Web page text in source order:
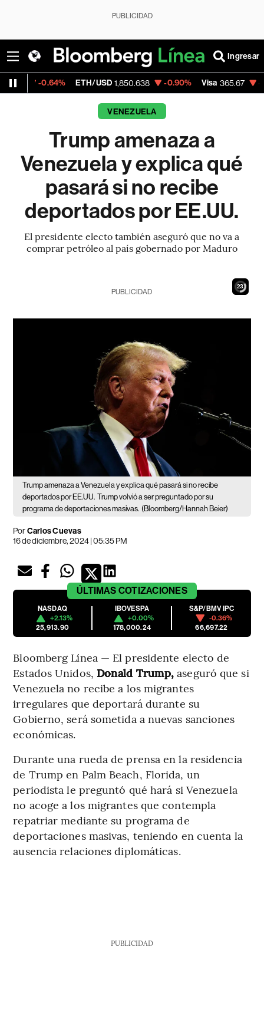
PUBLICIDAD
Ingresar
ETH/USD 1,850.638 -0.90% Visa 365.67 -0.13%
VENEZUELA
Trump amenaza a
Venezuela y explica qué
pasará si no recibe
deportados por EE.UU.
El presidente electo también aseguró que no va a
comprar petróleo al país gobernado por Maduro
21
PUBLICIDAD
Trump amenaza a Venezuela y explica qué pasará si no recibe
deportados por EE.UU. Trump volvió a ser preguntado por su
programa de deportaciones masivas. (Bloomberg/Hannah Beier)
PorCarlos Cuevas
16 de diciembre, 2024 | 05:35 PM
ÚLTIMAS COTIZACIONES
NASDAQ
+2.13%
25,913.90
IBOVESPA
+0.00%
178,000.24
S&P/BMV IPC
-0.36%
66,697.22
Bloomberg Línea — El presidente electo de
Estados Unidos, Donald Trump, aseguró que si
Venezuela no recibe a los migrantes
irregulares que deportará durante su
Gobierno, será sometida a nuevas sanciones
económicas.
Durante una rueda de prensa en la residencia
de Trump en Palm Beach, Florida, un
periodista le preguntó qué hará si Venezuela
no acoge a los migrantes que contempla
repatriar mediante su programa de
deportaciones masivas, teniendo en cuenta la
ausencia relaciones diplomáticas.
PUBLICIDAD